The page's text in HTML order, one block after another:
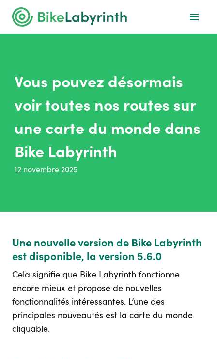
Vous pouvez désormais
voir toutes nos routes sur
une carte du monde dans
Bike Labyrinth
12 novembre 2025
Une nouvelle version de Bike Labyrinth
est disponible, la version 5.6.0
Cela signifie que Bike Labyrinth fonctionne
encore mieux et propose de nouvelles
fonctionnalités intéressantes. L’une des
principales nouveautés est la carte du monde
cliquable.